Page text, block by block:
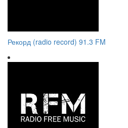
Рекорд (radio record) 91.3 FM